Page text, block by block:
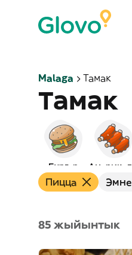
Malaga Тамак
Тамак
Бургер
Пицца
85 жыйынтык